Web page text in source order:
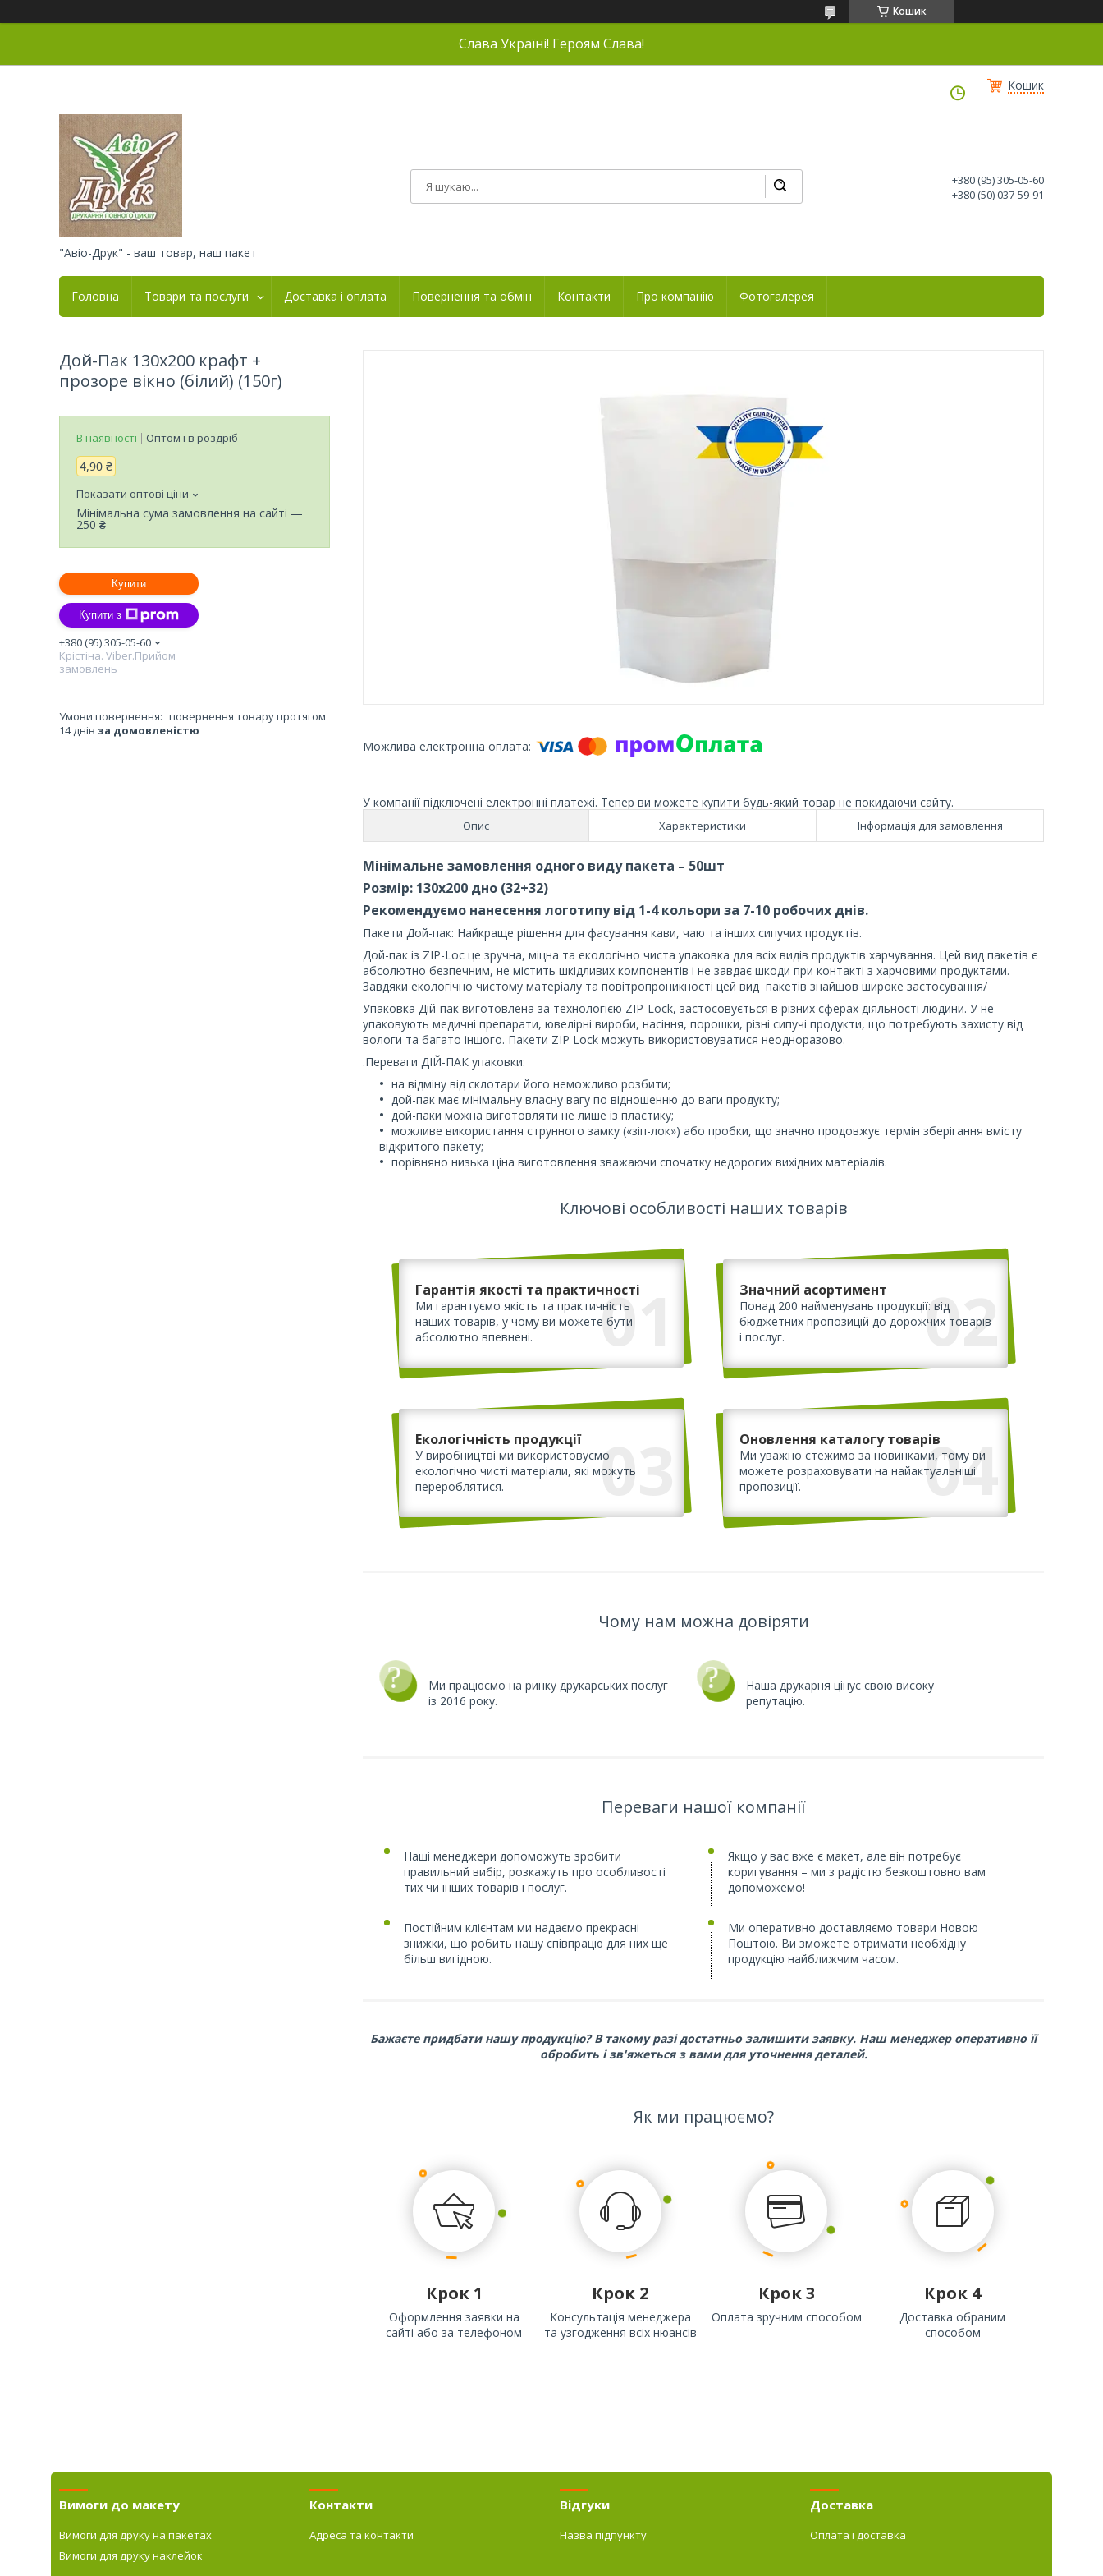
Кошик
Слава Україні! Героям Слава!
Кошик
"Авіо-Друк" - ваш товар, наш пакет
+380 (95) 305-05-60
+380 (50) 037-59-91
Головна Товари та послуги Доставка і оплата Повернення та обмін Контакти Про компанію Фотогалерея
У компанії підключені електронні платежі. Тепер ви можете купити будь-який товар не покидаючи сайту.
Опис Характеристики Інформація для замовлення
Мінімальне замовлення одного виду пакета – 50шт
Розмір: 130х200 дно (32+32)
Рекомендуємо нанесення логотипу від 1-4 кольори за 7-10 робочих днів.
Пакети Дой-пак: Найкраще рішення для фасування кави, чаю та інших сипучих продуктів.
Дой-пак із ZIP-Loc це зручна, міцна та екологічно чиста упаковка для всіх видів продуктів харчування. Цей вид пакетів є
абсолютно безпечним, не містить шкідливих компонентів і не завдає шкоди при контакті з харчовими продуктами.
Завдяки екологічно чистому матеріалу та повітропроникності цей вид пакетів знайшов широке застосування/
Упаковка Дій-пак виготовлена ​​за технологією ZIP-Lock, застосовується в різних сферах діяльності людини. У неї
упаковують медичні препарати, ювелірні вироби, насіння, порошки, різні сипучі продукти, що потребують захисту від
вологи та багато іншого. Пакети ZIP Lock можуть використовуватися неодноразово.
.Переваги ДІЙ-ПАК упаковки:
на відміну від склотари його неможливо розбити;
дой-пак має мінімальну власну вагу по відношенню до ваги продукту;
дой-паки можна виготовляти не лише із пластику;
можливе використання струнного замку («зіп-лок») або пробки, що значно продовжує термін зберігання вмісту
відкритого пакету;
порівняно низька ціна виготовлення зважаючи спочатку недорогих вихідних матеріалів.
Ключові особливості наших товарів
01
Гарантія якості та практичності
Ми гарантуємо якість та практичність
наших товарів, у чому ви можете бути
абсолютно впевнені.
02
Значний асортимент
Понад 200 найменувань продукції: від
бюджетних пропозицій до дорожчих товарів
і послуг.
03
Екологічність продукції
У виробництві ми використовуємо
екологічно чисті матеріали, які можуть
перероблятися.
04
Оновлення каталогу товарів
Ми уважно стежимо за новинками, тому ви
можете розраховувати на найактуальніші
пропозиції.
Чому нам можна довіряти
Ми працюємо на ринку друкарських послуг
із 2016 року.
Наша друкарня цінує свою високу
репутацію.
Переваги нашої компанії
Наші менеджери допоможуть зробити
правильний вибір, розкажуть про особливості
тих чи інших товарів і послуг.
Якщо у вас вже є макет, але він потребує
коригування – ми з радістю безкоштовно вам
допоможемо!
Постійним клієнтам ми надаємо прекрасні
знижки, що робить нашу співпрацю для них ще
більш вигідною.
Ми оперативно доставляємо товари Новою
Поштою. Ви зможете отримати необхідну
продукцію найближчим часом.
Бажаєте придбати нашу продукцію? В такому разі достатньо залишити заявку. Наш менеджер оперативно її
обробить і зв'яжеться з вами для уточнення деталей.
Як ми працюємо?
Крок 1
Оформлення заявки на
сайті або за телефоном
Крок 2
Консультація менеджера
та узгодження всіх нюансів
Крок 3
Оплата зручним способом
Крок 4
Доставка обраним
способом
Дой-Пак 130x200 крафт +
прозоре вікно (білий) (150г)
В наявності Оптом і в роздріб
4,90 ₴
Показати оптові ціни
Мінімальна сума замовлення на сайті —
250 ₴
Купити
Купити з
+380 (95) 305-05-60
Крістіна. Viber.Прийом
замовлень
повернення товару протягом
14 днів за домовленістю
Вимоги до макету
Вимоги для друку на пакетах
Вимоги для друку наклейок
Контакти
Адреса та контакти
Відгуки
Назва підпункту
Доставка
Оплата і доставка